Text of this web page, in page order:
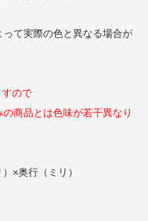
て実際の色と異なる場合が
ので
商品とは色味が若干異なり
×奥行（ミリ）